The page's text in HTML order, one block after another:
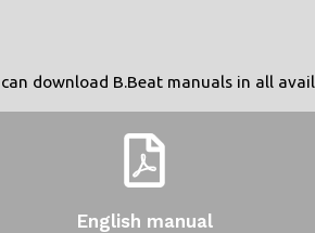
download B.Beat manuals in all
English manual